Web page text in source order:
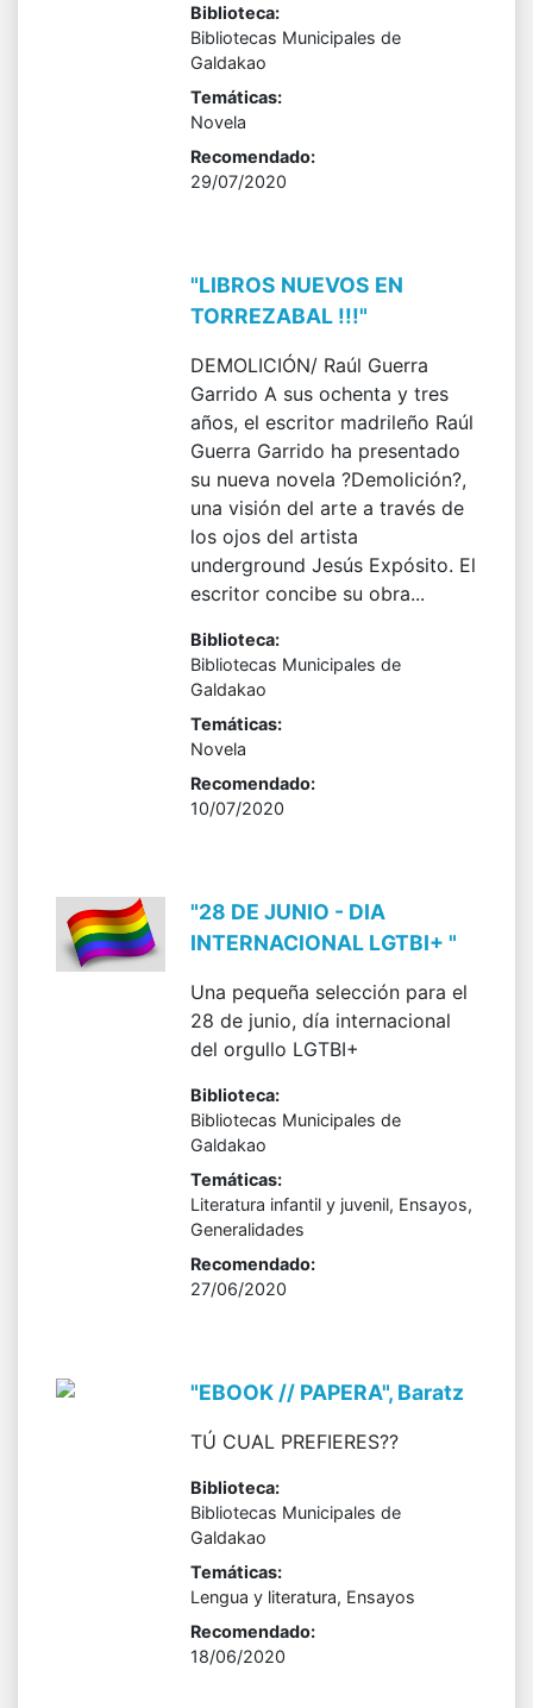
Biblioteca:
Bibliotecas Municipales de
Galdakao
Temáticas:
Novela
Recomendado:
29/07/2020
"LIBROS NUEVOS EN
TORREZABAL !!!"
DEMOLICIÓN/ Raúl Guerra
Garrido A sus ochenta y tres
años, el escritor madrileño Raúl
Guerra Garrido ha presentado
su nueva novela ?Demolición?,
una visión del arte a través de
los ojos del artista
underground Jesús Expósito. El
escritor concibe su obra...
Biblioteca:
Bibliotecas Municipales de
Galdakao
Temáticas:
Novela
Recomendado:
10/07/2020
"28 DE JUNIO - DIA
INTERNACIONAL LGTBI+ "
Una pequeña selección para el
28 de junio, día internacional
del orgullo LGTBI+
Biblioteca:
Bibliotecas Municipales de
Galdakao
Temáticas:
Literatura infantil y juvenil, Ensayos,
Generalidades
Recomendado:
27/06/2020
"EBOOK // PAPERA", Baratz
TÚ CUAL PREFIERES??
Biblioteca:
Bibliotecas Municipales de
Galdakao
Temáticas:
Lengua y literatura, Ensayos
Recomendado:
18/06/2020